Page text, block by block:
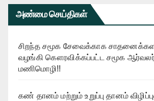
அண்மை செய்திகள்
சிறந்த சமூக சேவைக்காக
வழங்கி கௌரவிக்கப்பட்ட சமூக
மணிமொழி!!
கண் தானம் மற்றும் உறுப்பு தானம்